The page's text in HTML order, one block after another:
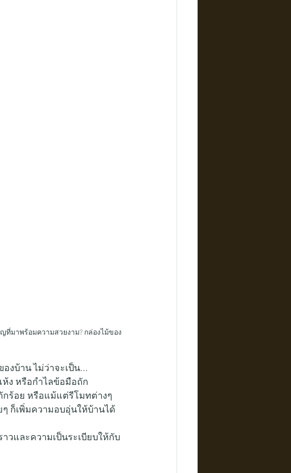
ที่มาพร้อมความสวยงาม? กล่องไม้ของ
งบ้าน ไม่ว่าจะเป็น...
ง หรือกำไลข้อมือถัก
กร้อย หรือแม้แต่รีโมทต่างๆ
ๆ ก็เพิ่มความอบอุ่นให้บ้านได้
วและความเป็นระเบียบให้กับ